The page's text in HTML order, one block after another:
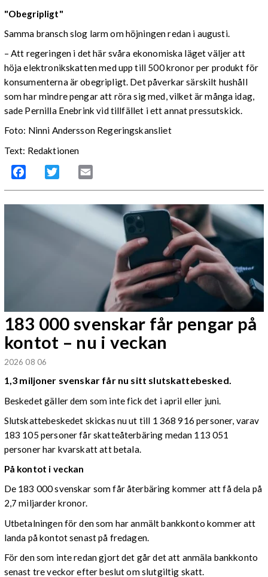
"Obegripligt"
Samma bransch slog larm om höjningen redan i augusti.
– Att regeringen i det här svåra ekonomiska läget väljer att
höja elektronikskatten med upp till 500 kronor per produkt för
konsumenterna är obegripligt. Det påverkar särskilt hushåll
som har mindre pengar att röra sig med, vilket är många idag,
sade Pernilla Enebrink vid tillfället i ett annat pressutskick.
Foto: Ninni Andersson Regeringskansliet
Text: Redaktionen
Facebook Twitter
183 000 svenskar får pengar på
kontot – nu i veckan
2026 08 06
1,3 miljoner svenskar får nu sitt slutskattebesked.
Beskedet gäller dem som inte fick det i april eller juni.
Slutskattebeskedet skickas nu ut till 1 368 916 personer, varav
183 105 personer får skatteåterbäring medan 113 051
personer har kvarskatt att betala.
På kontot i veckan
De 183 000 svenskar som får återbäring kommer att få dela på
2,7 miljarder kronor.
Utbetalningen för den som har anmält bankkonto kommer att
landa på kontot senast på fredagen.
För den som inte redan gjort det går det att anmäla bankkonto
senast tre veckor efter beslut om slutgiltig skatt.